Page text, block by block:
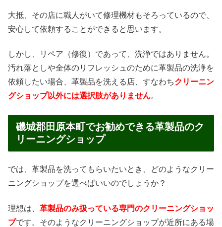
大抵、その店に職人がいて修理機材もそろっているので、
安心して依頼することができると思います。
しかし、リペア（修復）であって、洗浄ではありません。
汚れ落としや全体のリフレッシュのために革製品の洗浄を
依頼したい場合、革製品を洗える店、すなわちクリーニン
グショップ以外には選択肢がありません。
磯城郡田原本町でお勧めできる革製品のク
リーニングショップ
では、革製品を洗ってもらいたいとき、どのようなクリー
ニングショップを選べばいいのでしょうか？
理想は、 革製品のみ扱っている専門のクリーニングショッ
プです。そのようなクリーニングショップが近所にある場